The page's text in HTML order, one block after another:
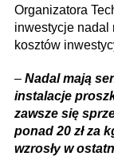
Organizatora
inwestycje nadal
kosztów
– Nadal mają
instalacje
zawsze się
ponad 20 zł za
wzrosły w